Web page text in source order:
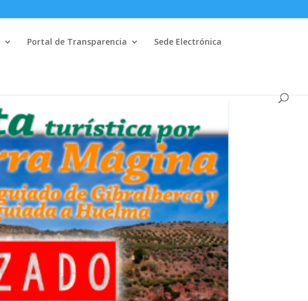
Portal de Transparencia Sede Electrónica